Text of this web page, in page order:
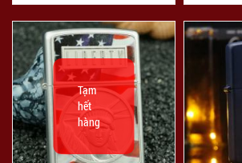
Tạm
hết
hàng